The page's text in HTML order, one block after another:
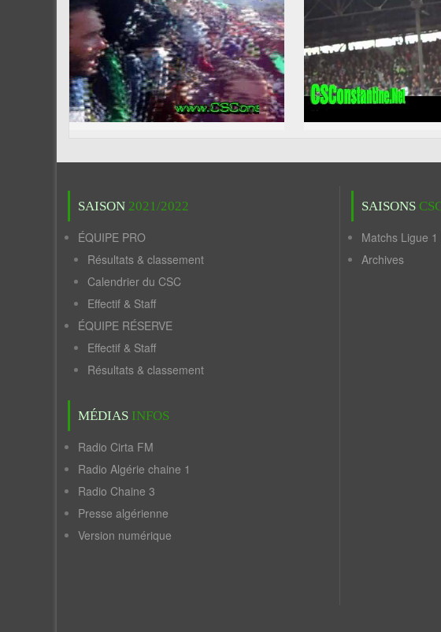
SAISON 2021/2022
ÉQUIPE PRO
Résultats & classement
Calendrier du CSC
Effectif & Staff
ÉQUIPE RÉSERVE
Effectif & Staff
Résultats & classement
MÉDIAS INFOS
Radio Cirta FM
Radio Algérie chaine 1
Radio Chaine 3
Presse algérienne
Version numérique
SAISONS
Matchs Ligue 1
Archives